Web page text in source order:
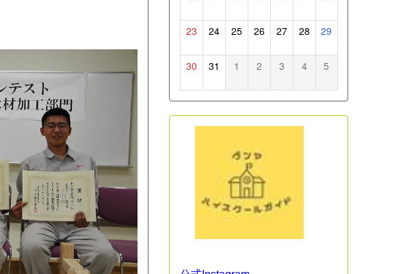
23 24 25 26 27 28 29
30 31 1 2 3 4 5